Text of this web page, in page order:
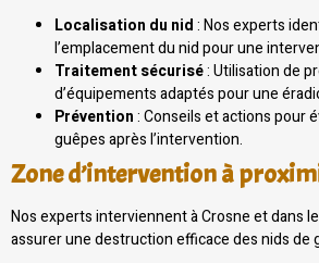
Localisation du nid: Nos experts
l’emplacement du nid pour une
Traitement sécurisé: Utilisation de
d’équipements adaptés pour une
Prévention: Conseils et actions pour
guêpes après l’intervention.
Zone d’intervention à
Nos experts interviennent à Crosne et dans
assurer une destruction efficace des nids de